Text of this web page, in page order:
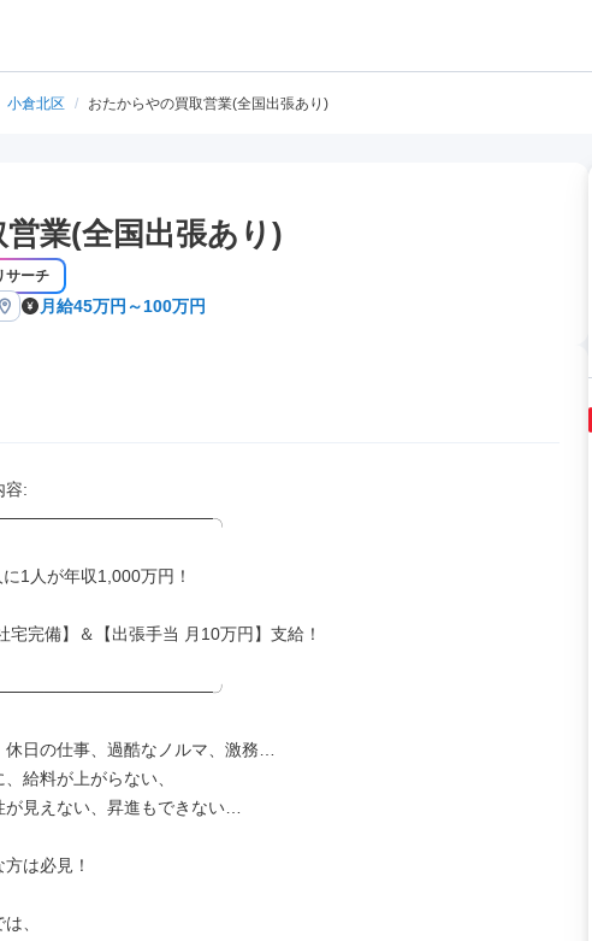
小倉北区 / おたからやの買取営業(全国出張あり)
業(全国出張あり)
サーチ
月給45万円～100万円
容:
1人が年収1,000万円！
完備】＆【出張手当 月10万円】支給！
休日の仕事、過酷なノルマ、激務…
、給料が上がらない、
が見えない、昇進もできない…
方は必見！
、